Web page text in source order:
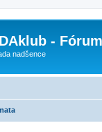
- Fórum
nadšence